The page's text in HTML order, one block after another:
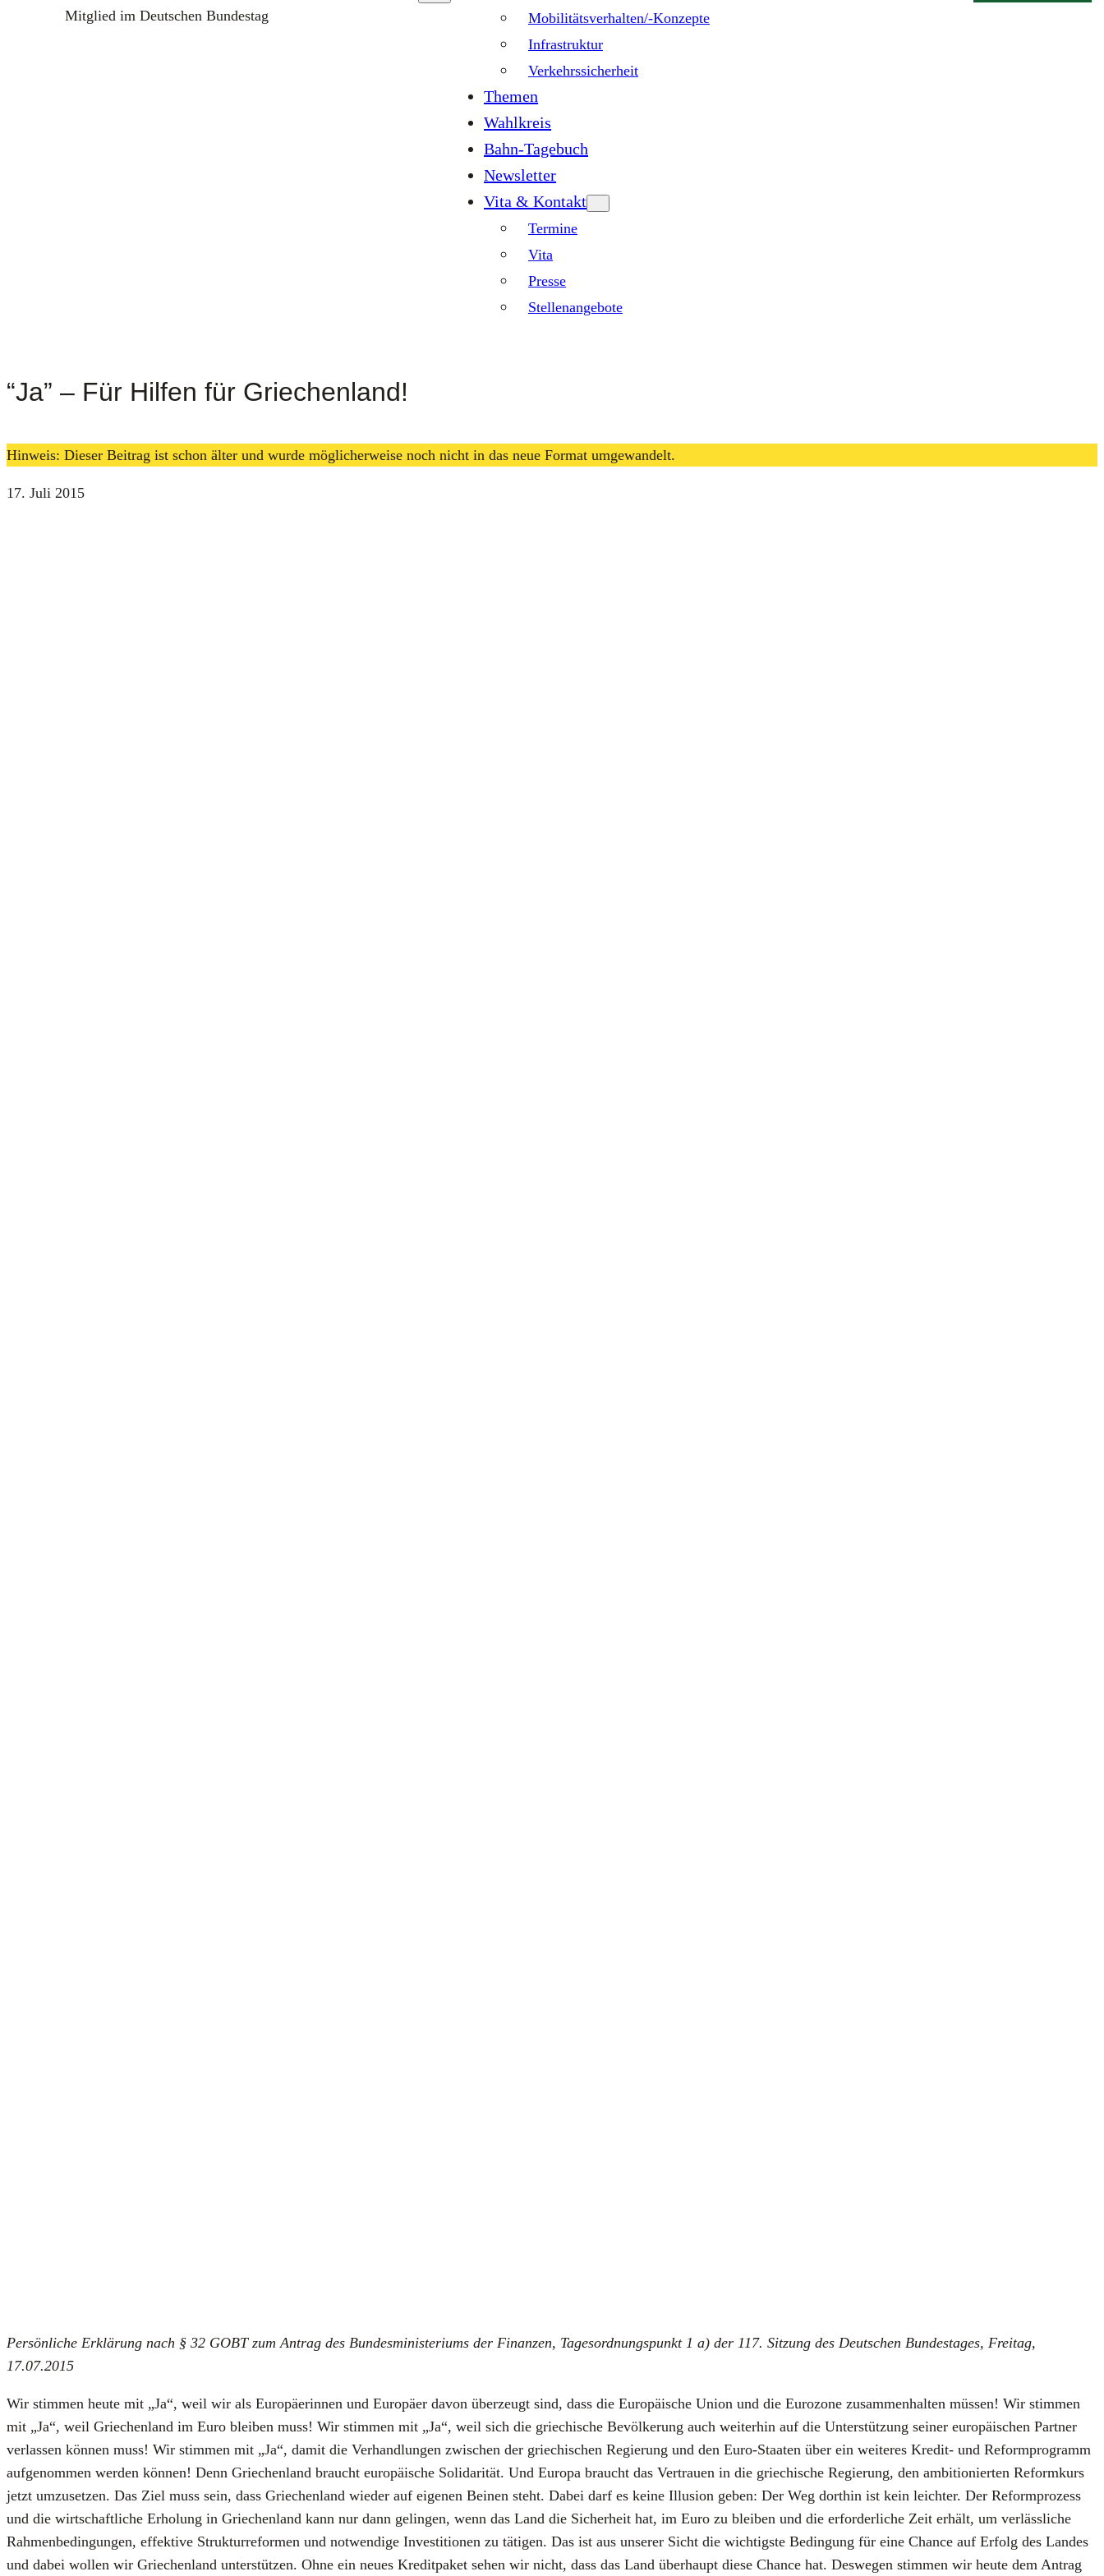
Mitglied im Deutschen Bundestag
Mobilitätsverhalten/-Konzepte
Infrastruktur
Verkehrssicherheit
Themen
Wahlkreis
Bahn-Tagebuch
Newsletter
Vita & Kontakt
Termine
Vita
Presse
Stellenangebote
“Ja” – Für Hilfen für Griechenland!
Hinweis: Dieser Beitrag ist schon älter und wurde möglicherweise noch nicht in das neue Format umgewandelt.
17. Juli 2015
Per­sön­li­che Erklä­rung nach § 32 GOBT zum Antrag des Bun­des­mi­nis­te­ri­ums der Finan­zen, Tages­ord­nungs­punkt 1 a) der 117. Sit­zung des Deut­schen Bun­des­ta­ges, Frei­tag,
17.07.2015
Wir stim­men heu­te mit „Ja“, weil wir als Euro­päe­rin­nen und Euro­pä­er davon über­zeugt sind, dass die Euro­päi­sche Uni­on und die Euro­zo­ne zusam­men­hal­ten müs­sen! Wir stim­men
mit „Ja“, weil Grie­chen­land im Euro blei­ben muss! Wir stim­men mit „Ja“, weil sich die grie­chi­sche Bevöl­ke­rung auch wei­ter­hin auf die Unter­stüt­zung sei­ner euro­päi­schen Part­ner
ver­las­sen kön­nen muss! Wir stim­men mit „Ja“, damit die Ver­hand­lun­gen zwi­schen der grie­chi­schen Regie­rung und den Euro-Staa­ten über ein wei­te­res Kre­dit- und Reform­pro­gramm
auf­ge­nom­men wer­den kön­nen! Denn Grie­chen­land braucht euro­päi­sche Soli­da­ri­tät. Und Euro­pa braucht das Ver­trau­en in die grie­chi­sche Regie­rung, den ambi­tio­nier­ten Reform­kurs
jetzt umzu­set­zen. Das Ziel muss sein, dass Grie­chen­land wie­der auf eige­nen Bei­nen steht. Dabei darf es kei­ne Illu­si­on geben: Der Weg dort­hin ist kein leich­ter. Der Reform­pro­zess
und die wirt­schaft­li­che Erho­lung in Grie­chen­land kann nur dann gelin­gen, wenn das Land die Sicher­heit hat, im Euro zu blei­ben und die erfor­der­li­che Zeit erhält, um ver­läss­li­che
Rah­men­be­din­gun­gen, effek­ti­ve Struk­tur­re­for­men und not­wen­di­ge Inves­ti­tio­nen zu täti­gen. Das ist aus unse­rer Sicht die wich­tigs­te Bedin­gung für eine Chan­ce auf Erfolg des Lan­des
und dabei wol­len wir Grie­chen­land unter­stüt­zen. Ohne ein neu­es Kre­dit­pa­ket sehen wir nicht, dass das Land über­haupt die­se Chan­ce hat. Des­we­gen stim­men wir heu­te dem Antrag